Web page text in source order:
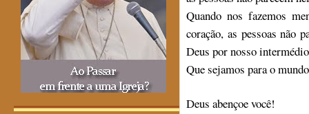
Quando nos fazemos
coração, as pessoas não
Deus por nosso
Que sejamos para o
Deus abençoe você!